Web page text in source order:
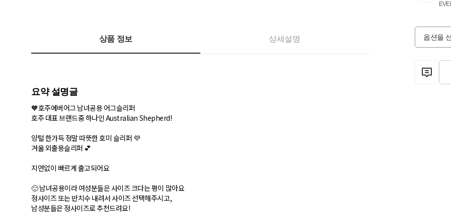
옵션을
상품 정보 상세설명
요약 설명글
🧡호주에버어그 남녀공용 어그슬리퍼
호주 대표 브랜드중 하나인 Australian Shepherd!
양털 한가득 정말 따뜻한 호미 슬리퍼 💜
겨울 외출용슬리퍼 💕
지연없이 빠르게 출고되어요
🙂 남녀공용이라 여성분들은 사이즈 크다는 평이 많아요
정사이즈 또는 반치수 내려서 사이즈 선택해주시고,
남성분들은 정사이즈로 추천드려요!